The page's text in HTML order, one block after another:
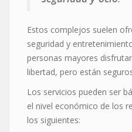
Estos complejos suelen
seguridad y
personas mayores
libertad, pero están
Los servicios pueden ser
el nivel económico de los
los siguientes: